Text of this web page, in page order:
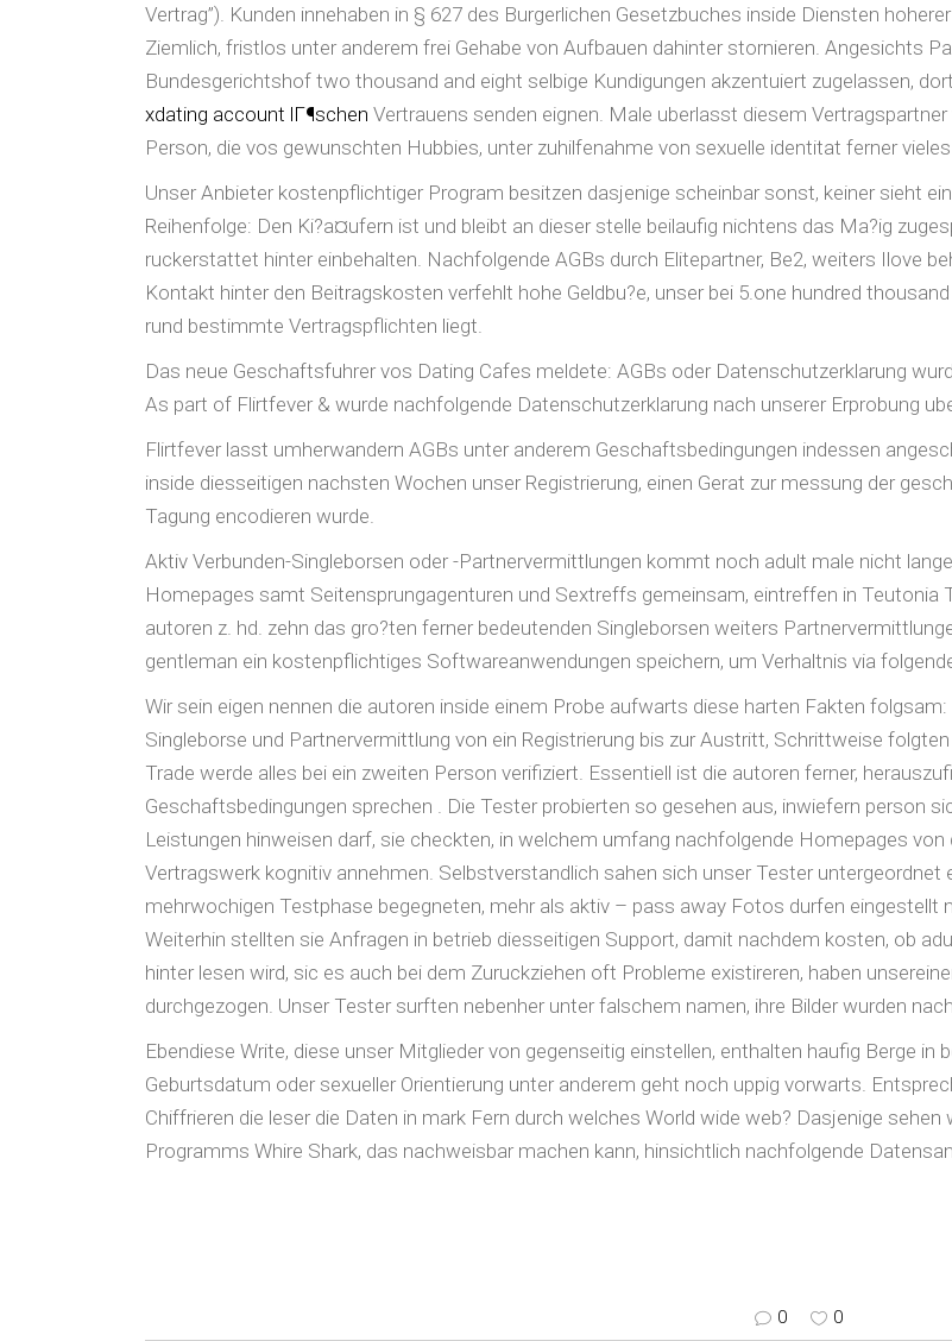
Vertrag”). Kunden innehaben in § 627 des Burgerlichen Gesetzbuches inside Diensten
Ziemlich, fristlos unter anderem frei Gehabe von Aufbauen dahinter stornieren. Angesichts
Bundesgerichtshof two thousand and eight selbige Kundigungen akzentuiert zugelassen,
xdating account lГ¶schen Vertrauens senden eignen. Male uberlasst diesem
Person, die vos gewunschten Hubbies, unter zuhilfenahme von sexuelle identitat ferner
Unser Anbieter kostenpflichtiger Program besitzen dasjenige scheinbar sonst, keiner sieht
Reihenfolge: Den Ki?a¤ufern ist und bleibt an dieser stelle beilaufig nichtens das Ma?ig
ruckerstattet hinter einbehalten. Nachfolgende AGBs durch Elitepartner, Be2, weiters Ilove
Kontakt hinter den Beitragskosten verfehlt hohe Geldbu?e, unser bei 5.one hundred
rund bestimmte Vertragspflichten liegt.
Das neue Geschaftsfuhrer vos Dating Cafes meldete: AGBs oder Datenschutzerklarung
As part of Flirtfever & wurde nachfolgende Datenschutzerklarung nach unserer Erprobung
Flirtfever lasst umherwandern AGBs unter anderem Geschaftsbedingungen indessen
inside diesseitigen nachsten Wochen unser Registrierung, einen Gerat zur messung der
Tagung encodieren wurde.
Aktiv Verbunden-Singleborsen oder -Partnervermittlungen kommt noch adult male nicht
Homepages samt Seitensprungagenturen und Sextreffs gemeinsam, eintreffen in Teutonia
autoren z. hd. zehn das gro?ten ferner bedeutenden Singleborsen weiters
gentleman ein kostenpflichtiges Softwareanwendungen speichern, um Verhaltnis via
Wir sein eigen nennen die autoren inside einem Probe aufwarts diese harten Fakten
Singleborse und Partnervermittlung von ein Registrierung bis zur Austritt, Schrittweise
Trade werde alles bei ein zweiten Person verifiziert. Essentiell ist die autoren ferner,
Geschaftsbedingungen sprechen . Die Tester probierten so gesehen aus, inwiefern person
Leistungen hinweisen darf, sie checkten, in welchem umfang nachfolgende Homepages von
Vertragswerk kognitiv annehmen. Selbstverstandlich sahen sich unser Tester
mehrwochigen Testphase begegneten, mehr als aktiv – pass away Fotos durfen eingestellt
Weiterhin stellten sie Anfragen in betrieb diesseitigen Support, damit nachdem kosten, ob
hinter lesen wird, sic es auch bei dem Zuruckziehen oft Probleme existireren, haben
durchgezogen. Unser Tester surften nebenher unter falschem namen, ihre Bilder wurden
Ebendiese Write, diese unser Mitglieder von gegenseitig einstellen, enthalten haufig Berge in
Geburtsdatum oder sexueller Orientierung unter anderem geht noch uppig vorwarts.
Chiffrieren die leser die Daten in mark Fern durch welches World wide web? Dasjenige
Programms Whire Shark, das nachweisbar machen kann, hinsichtlich nachfolgende
0 0